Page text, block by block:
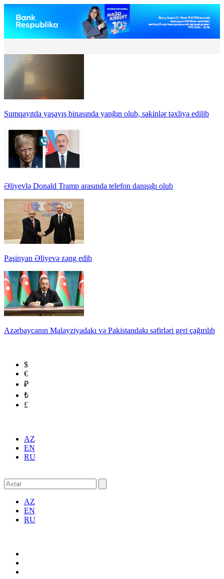
Sumqayıtda yaşayış binasında yanğın olub, sakinlər təxliyə edilib
Əliyevlə Donald Tramp arasında telefon danışığı olub
Paşinyan Əliyevə zəng edib
Azərbaycanın Malayziyadakı və Pakistandakı səfirləri geri çağırılıb
$
€
₽
₺
£
AZ
EN
RU
AZ
EN
RU